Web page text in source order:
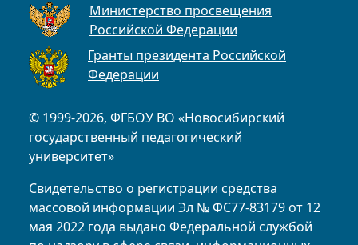
© 1999-2026, ФГБОУ ВО «Новосибирский
государственный педагогический
университет»
Свидетельство о регистрации средства
массовой информации Эл № ФС77-83179 от 12
мая 2022 года выдано Федеральной службой
Министерство просвещения
Российской Федерации
Гранты президента Российской
Федерации